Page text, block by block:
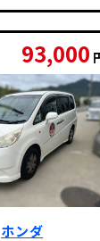
93,000
ホンダ